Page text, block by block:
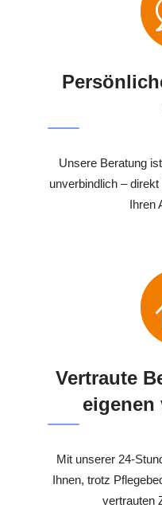
Unsere Beratung
unverbindlich –
Ihren
Vertraute
eigenen
Mit unserer 24-
Ihnen, trotz
vertrauten